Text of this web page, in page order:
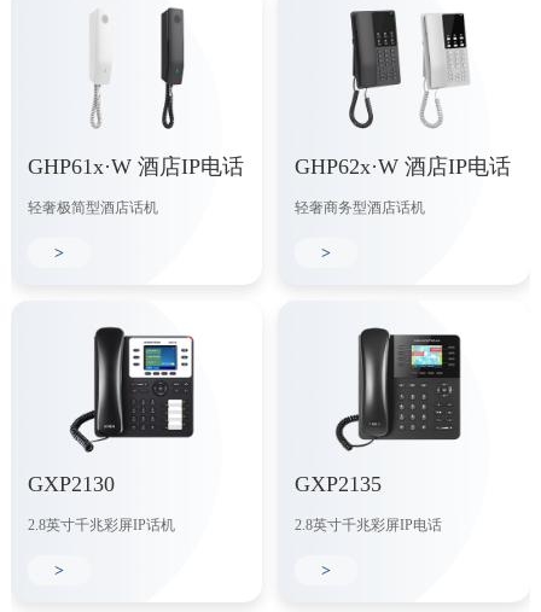
GHP61x·W 酒店IP电话
轻奢极简型酒店话机
>
GHP62x·W 酒店IP电话
轻奢商务型酒店话机
>
GXP2130
2.8英寸千兆彩屏IP话机
>
GXP2135
2.8英寸千兆彩屏IP电话
>